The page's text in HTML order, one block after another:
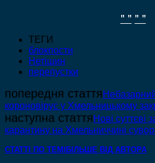
" " " "
ТЕГИ
блокпости
Нетішин
перепустки
попередня стаття
короновірус у Хмельницькому
наступна статтяНові суттєві
карантину на Хмельниччині
СТАТТІ ПО ТЕМІ БІЛЬШЕ ВІД АВТОРА